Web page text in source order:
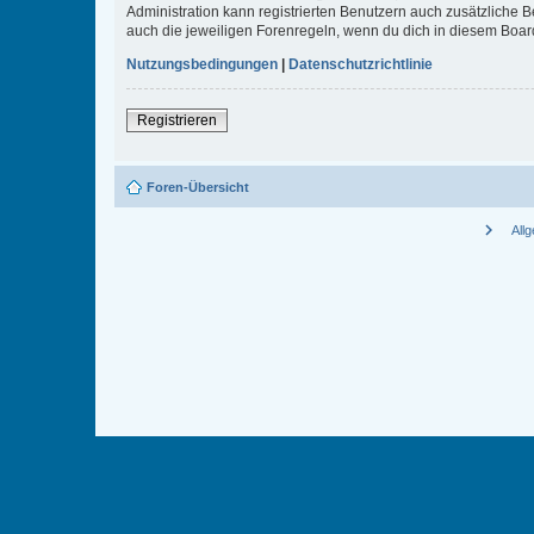
Administration kann registrierten Benutzern auch zusätzliche
auch die jeweiligen Forenregeln, wenn du dich in diesem
Nutzungsbedingungen | Datenschutzrichtlinie
Registrieren
Foren-Übersicht
chevron_right